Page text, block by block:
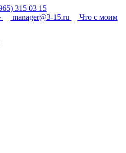
315 03 15
manager@3-15.ru
Что с моим